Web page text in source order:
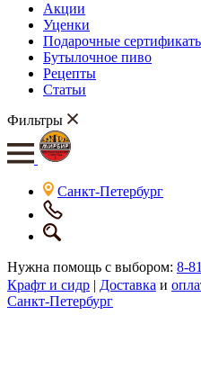
Акции
Уценки
Подарочные
Бутылочное пиво
Рецепты
Статьи
Фильтры
Санкт-Петербург
Нужна помощь с выбором: 8-
Крафт и сидр | Доставка и
Санкт-Петербург